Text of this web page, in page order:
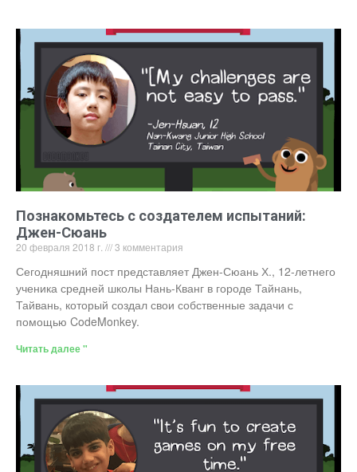
Познакомьтесь с создателем испытаний:
Джен-Сюань
20 февраля 2018 г. 3 комментария
Сегодняшний пост представляет Джен-Сюань Х., 12-летнего
ученика средней школы Нань-Кванг в городе Тайнань,
Тайвань, который создал свои собственные задачи с
помощью CodeMonkey.
Читать далее "